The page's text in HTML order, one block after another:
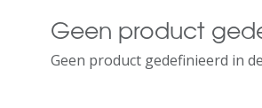
Geen product
Geen product gedefinieerd in